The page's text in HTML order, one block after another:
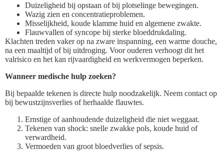
Duizeligheid bij opstaan of bij plotselinge bewegingen.
Wazig zien en concentratieproblemen.
Misselijkheid, koude klamme huid en algemene zwakte.
Flauwvallen of syncope bij sterke bloeddrukdaling.
Klachten treden vaker op na zware inspanning, een warme douche,
na een maaltijd of bij uitdroging. Voor ouderen verhoogt dit het
valrisico en het kan rijvaardigheid en werkvermogen beperken.
Wanneer medische hulp zoeken?
Bij bepaalde tekenen is directe hulp noodzakelijk. Neem contact op
bij bewustzijnsverlies of herhaalde flauwtes.
Ernstige of aanhoudende duizeligheid die niet weggaat.
Tekenen van shock: snelle zwakke pols, koude huid of
verwardheid.
Vermoeden van groot bloedverlies of sepsis.